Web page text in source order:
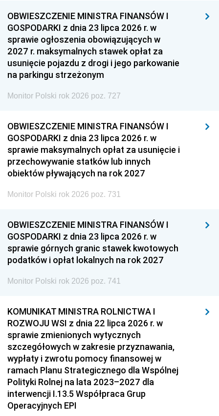
OBWIESZCZENIE MINISTRA FINANSÓW I
GOSPODARKI z dnia 23 lipca 2026 r. w
sprawie ogłoszenia obowiązujących w
2027 r. maksymalnych stawek opłat za
usunięcie pojazdu z drogi i jego parkowanie
na parkingu strzeżonym
Monitor Polski rok 2026 poz. 727
OBWIESZCZENIE MINISTRA FINANSÓW I
GOSPODARKI z dnia 23 lipca 2026 r. w
sprawie maksymalnych opłat za usunięcie i
przechowywanie statków lub innych
obiektów pływających na rok 2027
Monitor Polski rok 2026 poz. 731
OBWIESZCZENIE MINISTRA FINANSÓW I
GOSPODARKI z dnia 23 lipca 2026 r. w
sprawie górnych granic stawek kwotowych
podatków i opłat lokalnych na rok 2027
Monitor Polski rok 2026 poz. 741
KOMUNIKAT MINISTRA ROLNICTWA I
ROZWOJU WSI z dnia 22 lipca 2026 r. w
sprawie zmienionych wytycznych
szczegółowych w zakresie przyznawania,
wypłaty i zwrotu pomocy finansowej w
ramach Planu Strategicznego dla Wspólnej
Polityki Rolnej na lata 2023–2027 dla
interwencji I.13.5 Współpraca Grup
Operacyjnych EPI